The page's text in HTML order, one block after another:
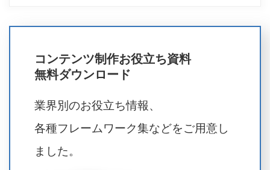
コンテンツ制作お役立ち資料
無料ダウンロード
業界別のお役立ち情報、
各種フレームワーク集などをご用意し
ました。